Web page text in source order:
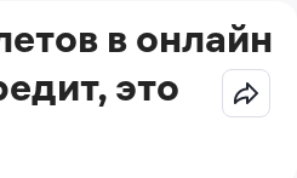
в онлайн
это